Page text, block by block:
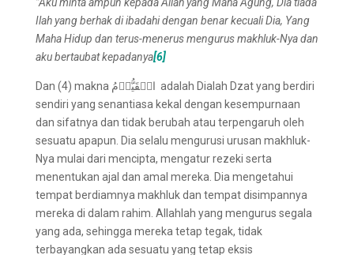
Ilah yang berhak di ibadahi dengan benar kecuali Dia, Yang
Maha Hidup dan terus-menerus mengurus makhluk-Nya dan
aku bertaubat kepadanya[6]
Dan (4) makna الۡقَيُّوۡمُ adalah Dialah Dzat yang berdiri
sendiri yang senantiasa kekal dengan kesempurnaan
dan sifatnya dan tidak berubah atau terpengaruh oleh
sesuatu apapun. Dia selalu mengurusi urusan makhluk-
Nya mulai dari mencipta, mengatur rezeki serta
menentukan ajal dan amal mereka. Dia mengetahui
tempat berdiamnya makhluk dan tempat disimpannya
mereka di dalam rahim. Allahlah yang mengurus segala
yang ada, sehingga mereka tetap tegak, tidak
terbayangkan ada sesuatu yang tetap eksis